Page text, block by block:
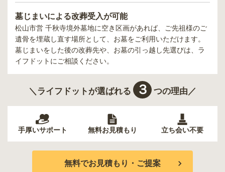
墓じまいによる改葬受入が可能
松山市営 千秋寺境外墓地に空き区画があれば、ご先祖様のご
遺骨を埋蔵し直す場所として、お墓をご利用いただけます。
墓じまいをした後の改葬先や、お墓の引っ越し先選びは、ラ
イフドットにご相談ください。
＼ライフドットが選ばれる ３ つの理由／
手厚いサポート 無料お見積もり 立ち会い不要
無料でお見積もり・ご提案